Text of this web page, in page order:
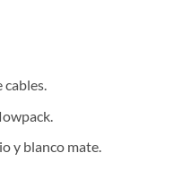
y blanco mate.